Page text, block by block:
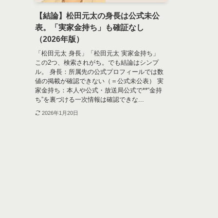
【結論】松田元太の身長は公式未公
表。「実家金持ち」も確証なし
（2026年版）
「松田元太 身長」「松田元太 実家金持ち」
この2つ、検索されがち。でも結論はシンプ
ル。 身長：所属先の公式プロフィールでは数
値の掲載が確認できない（＝公式未公表） 実
家金持ち：本人や公式・放送局公式で**“金持
ち”を裏づける一次情報は確認できな...
2026年1月20日